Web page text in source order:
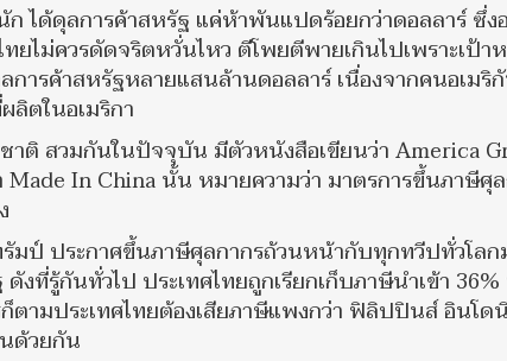
ก ได้ดุลการค้าสหรัฐ แค่ห้าพันแปดร้อยกว่าดอลลาร์ ซึ่
ยไม่ควรดัดจริตหวั่นไหว ตีโพยตีพายเกินไปเพราะเป้า
รค้าสหรัฐหลายแสนล้านดอลลาร์ เนื่องจากคนอเม
ลิตในอเมริกา
ติ สวมกันในปัจจุบัน มีตัวหนังสือเขียนว่า America
Made In China นั้น หมายความว่า มาตรการขึ้นภาษีศุ
มป์ ประกาศขึ้นภาษีศุลกากรถ้วนหน้ากับทุกทวีปทั่วโล
ที่รู้กันทั่วไป ประเทศไทยถูกเรียกเก็บภาษีนำเข้า
ตามประเทศไทยต้องเสียภาษีแพงกว่า ฟิลิปปินส์ อินโด
ด้วยกัน